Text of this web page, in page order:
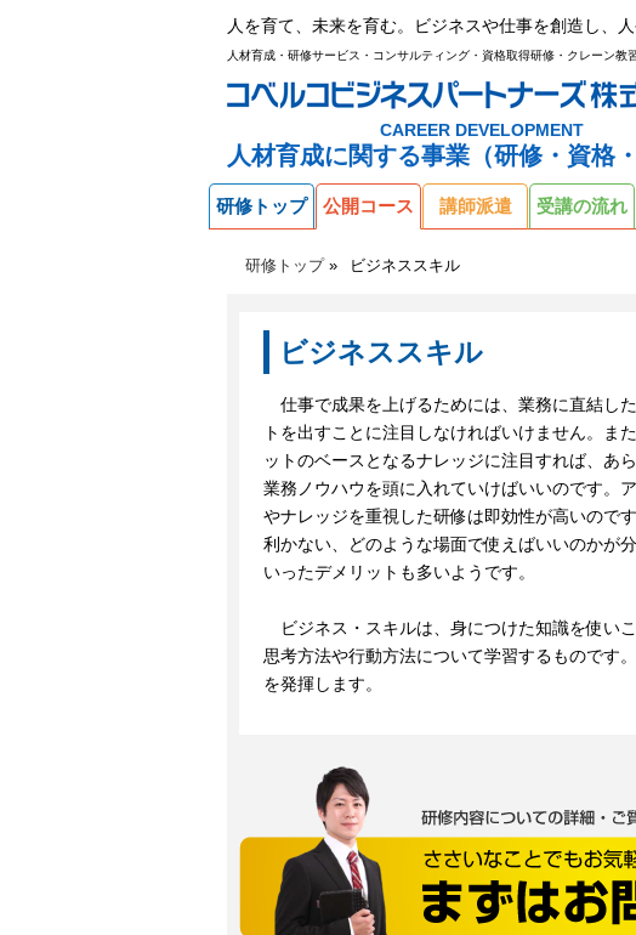
人を育て、未来を育む。ビジネスや仕事を創造し、
人材育成・研修サービス・コンサルティング・資格取得研修・クレーン教
CAREER DEVELOPMENT
人材育成に関する事業（研修・資格
研修トップ 公開コース 講師派遣 受講の流れ
研修トップ ビジネススキル
ビジネススキル
仕事で成果を上げるためには、業務に直結し
トを出すことに注目しなければいけません。ま
ットのベースとなるナレッジに注目すれば、あ
業務ノウハウを頭に入れていけばいいのです。
やナレッジを重視した研修は即効性が高いので
利かない、どのような場面で使えばいいのかが
いったデメリットも多いようです。
ビジネス・スキルは、身につけた知識を使い
思考方法や行動方法について学習するものです
を発揮します。